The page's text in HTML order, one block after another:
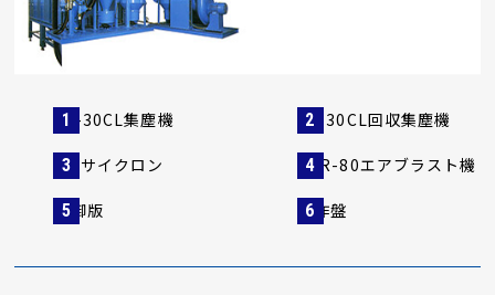
AP-30CL集塵機 AP-30CL回収集塵機
2次サイクロン ACR-80エアブラスト機
制御版 操作盤